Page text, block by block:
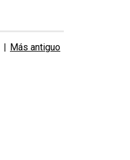
| Más antiguo